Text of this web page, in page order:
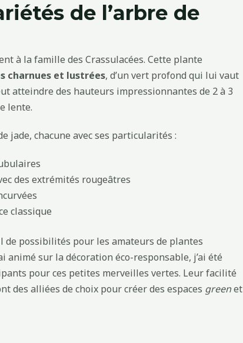
de l’arbre de
à la famille des Crassulacées. Cette plante
charnues et lustrées, d’un vert profond qui lui vaut
atteindre des hauteurs impressionnantes de 2 à 3
lente.
jade, chacune avec ses particularités :
des extrémités rougeâtres
classique
possibilités pour les amateurs de plantes
animé sur la décoration éco-responsable, j’ai été
pour ces petites merveilles vertes. Leur facilité
des alliées de choix pour créer des espaces greenet